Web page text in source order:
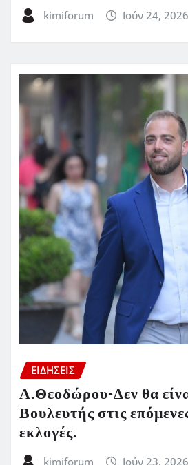
kimiforum Ιούν 24, 2026
ΕΙΔΗΣΕΙΣ
Α.Θεοδώρου-Δεν θα
Βουλευτής στις
εκλογές.
kimiforum Ιούν 23, 2026